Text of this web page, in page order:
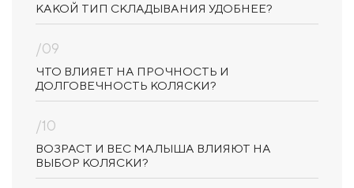
КАКОЙ ТИП СКЛАДЫВАНИЯ УДОБНЕЕ?
/09
ЧТО ВЛИЯЕТ НА ПРОЧНОСТЬ И
ДОЛГОВЕЧНОСТЬ КОЛЯСКИ?
/10
ВОЗРАСТ И ВЕС МАЛЫША ВЛИЯЮТ НА
ВЫБОР КОЛЯСКИ?